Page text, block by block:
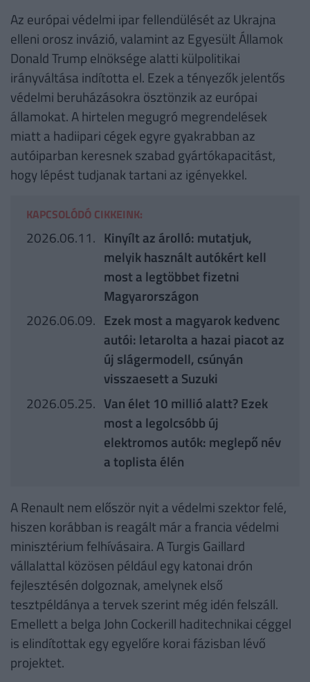
Az európai védelmi ipar fellendülését az Ukrajna
elleni orosz invázió, valamint az Egyesült Államok
Donald Trump elnöksége alatti külpolitikai
irányváltása indította el. Ezek a tényezők jelentős
védelmi beruházásokra ösztönzik az európai
államokat. A hirtelen megugró megrendelések
miatt a hadiipari cégek egyre gyakrabban az
autóiparban keresnek szabad gyártókapacitást,
hogy lépést tudjanak tartani az igényekkel.
KAPCSOLÓDÓ CIKKEINK:
2026.06.11. Kinyílt az árolló: mutatjuk,
melyik használt autókért kell
most a legtöbbet fizetni
Magyarországon
2026.06.09. Ezek most a magyarok kedvenc
autói: letarolta a hazai piacot az
új slágermodell, csúnyán
visszaesett a Suzuki
2026.05.25. Van élet 10 millió alatt? Ezek
most a legolcsóbb új
elektromos autók: meglepő név
a toplista élén
A Renault nem először nyit a védelmi szektor felé,
hiszen korábban is reagált már a francia védelmi
minisztérium felhívásaira. A Turgis Gaillard
vállalattal közösen például egy katonai drón
fejlesztésén dolgoznak, amelynek első
tesztpéldánya a tervek szerint még idén felszáll.
Emellett a belga John Cockerill haditechnikai céggel
is elindítottak egy egyelőre korai fázisban lévő
projektet.